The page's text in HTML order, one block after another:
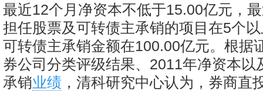
最近12个月净资本不低于15.00亿元，
担任股票及可转债主承销的项目在5个
可转债主承销金额在100.00亿元。根据
券公司分类评级结果、2011年净资本以
承销业绩 ，清科研究中心认为，券商直